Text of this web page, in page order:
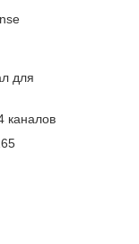
для
каналов